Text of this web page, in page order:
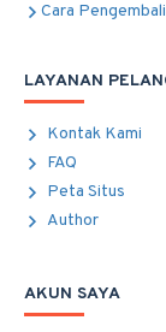
Cara
LAYANAN
Kontak Kami
FAQ
Peta Situs
Author
AKUN SAYA